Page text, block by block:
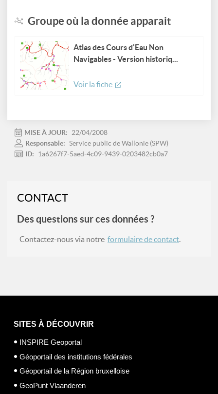
Groupe où la donnée apparait
Atlas des Cours d'Eau Non
Navigables - Version historiq...
Voir la fiche
MISE À JOUR:
22/04/2008
Responsable: Service public de Wallonie (SPW)
ID:
1a6267f7-5aed-4c09-9439-0203482cb0a7
CONTACT
Des questions sur ces données ?
Contactez-nous via notre formulaire de contact.
SITES À DÉCOUVRIR
INSPIRE Geoportal
Géoportail des institutions fédérales
Géoportail de la Région bruxelloise
GeoPunt Vlaanderen